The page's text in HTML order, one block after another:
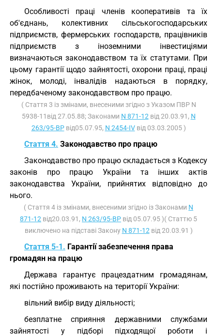
Особливості праці членів кооперативів та їх
об'єднань, колективних сільськогосподарських
підприємств, фермерських господарств, працівників
підприємств з іноземними інвестиціями
визначаються законодавством та їх статутами. При
цьому гарантії щодо зайнятості, охорони праці, праці
жінок, молоді, інвалідів надаються в порядку,
передбаченому законодавством про працю.
( Стаття 3 із змінами, внесеними згідно з Указом ПВР N
5938-11від 27.05.88; Законами N 871-12 від 20.03.91, N
263/95-ВРвід05.07.95, N 2454-IVвід 03.03.2005 )
Стаття 4. Законодавство про працю
Законодавство про працю складається з Кодексу
законів про працю України та інших актів
законодавства України, прийнятих відповідно до
нього.
( Стаття 4 із змінами, внесеними згідно із Законами N
871-12 від20.03.91, N 263/95-ВР від 05.07.95 )( Статтю 5
виключено на підставі Закону N 871-12 від 20.03.91 )
Стаття 5-1. Гарантії забезпечення права
громадян на працю
Держава гарантує працездатним громадянам,
які постійно проживають на території України:
вільний вибір виду діяльності;
безплатне сприяння державними службами
зайнятості у підборі підходящої роботи і